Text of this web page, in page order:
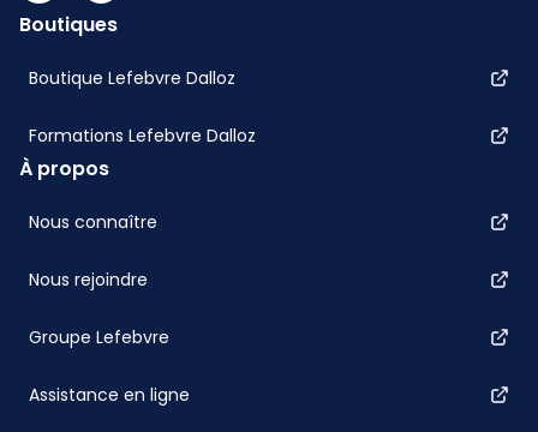
Boutiques
Boutique Lefebvre Dalloz
Formations Lefebvre Dalloz
À propos
Nous connaître
Nous rejoindre
Groupe Lefebvre
Assistance en ligne